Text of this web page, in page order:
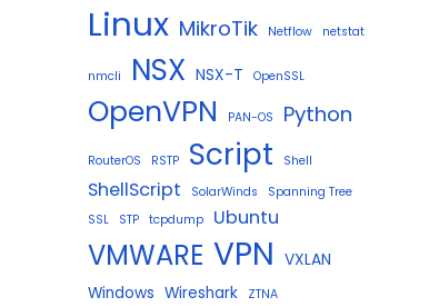
Linux MikroTik Netflow netstat
nmcli NSX NSX-T OpenSSL
OpenVPN PAN-OS Python
RouterOS RSTP Script Shell
ShellScript SolarWinds
Spanning Tree
SSL
STP tcpdump Ubuntu
VMWARE VPN VXLAN
Windows Wireshark ZTNA